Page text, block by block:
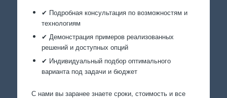
✔ Подробная консультация по возможностям и
технологиям
✔ Демонстрация примеров реализованных
решений и доступных опций
✔ Индивидуальный подбор оптимального
варианта под задачи и бюджет
С нами вы заранее знаете сроки, стоимость и все